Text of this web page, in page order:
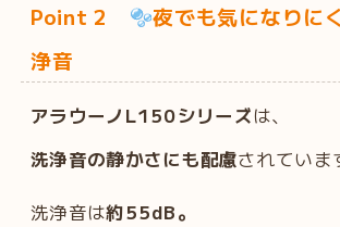
Point 2
夜でも気になりに
浄音
アラウーノL150シリーズは、
洗浄音の静かさにも配慮されていま
洗浄音は約55dB。